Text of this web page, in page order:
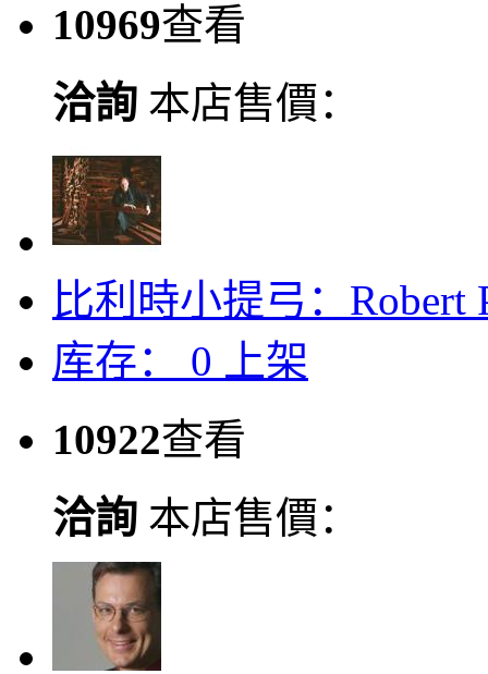
10969查看
洽詢 本店售價：
比利時小提弓：Robert
库存： 0
上架
10922查看
洽詢 本店售價：